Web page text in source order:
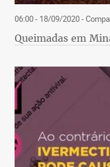
06:00 - 18/09/2020-
Queimadas em